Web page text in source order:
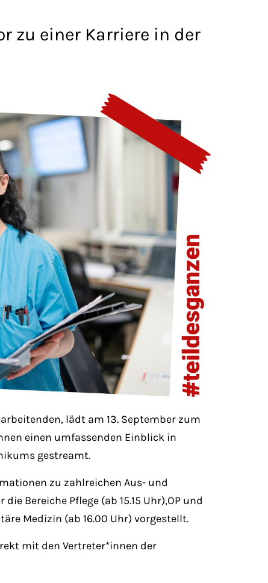
zu einer Karriere in der
lädt am 13. September zum
einen umfassenden Einblick in
gestreamt.
zu zahlreichen Aus- und
Bereiche Pflege (ab 15.15 Uhr),OP und
Medizin (ab 16.00 Uhr) vorgestellt.
mit den Vertreter*innen der